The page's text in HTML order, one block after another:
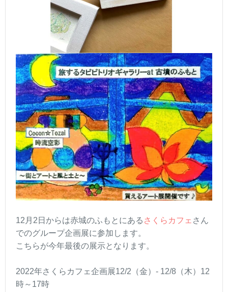
12月2日からは赤城のふもとにある さくらカフェ さん
でのグループ企画展に参加します。
こちらが今年最後の展示となります。
2022年さくらカフェ企画展12/2（金）- 12/8（木）12
時～17時